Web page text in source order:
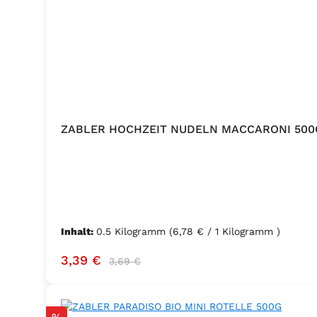
ZABLER HOCHZEIT NUDELN MACCARONI
Inhalt: 0.5 Kilogramm (6,78 € / 1 Kilogramm )
Verkaufspreis:
3,39 € Regulärer Preis:
3,69 €